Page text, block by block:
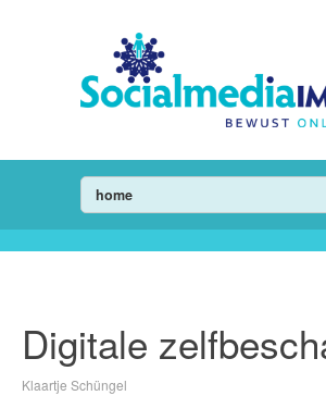
home
Digitale
Klaartje Schüngel